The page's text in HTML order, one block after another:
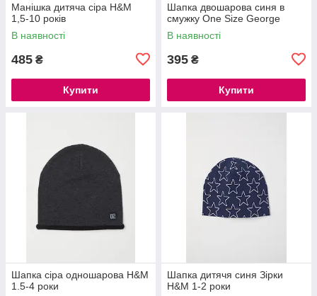
Манішка дитяча сіра H&M
1,5-10 років
В наявності
485 ₴
Купити
Шапка двошарова синя в
смужку One Size George
В наявності
395 ₴
Купити
Шапка сіра одношарова H&M
1.5-4 роки
Шапка дитячя синя Зірки
H&M 1-2 роки